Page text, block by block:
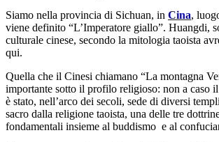
Siamo nella provincia di Sichuan, in Cina,
viene definito “L’Imperatore giallo”. Huangdi,
culturale cinese, secondo la mitologia taoista
qui.
Quella che il Cinesi chiamano “La montagna
importante sotto il profilo religioso: non a caso
è stato, nell’arco dei secoli, sede di diversi
sacro dalla religione taoista, una delle tre
fondamentali insieme al buddismo e al